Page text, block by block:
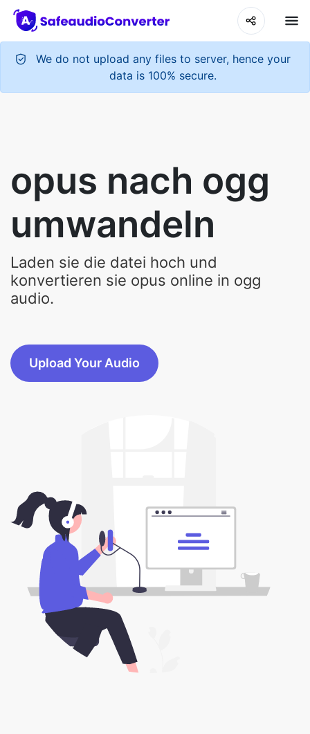
We do not upload any files to server, hence your
data is 100% secure.
umwandeln
Laden sie die datei hoch und
konvertieren sie opus online in ogg
audio.